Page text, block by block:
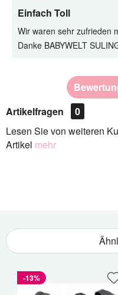
Einfach Toll
Wir waren sehr zufrieden
Danke BABYWELT
Artikelfragen
0
Lesen Sie von weiteren
Artikel mehr
-13%